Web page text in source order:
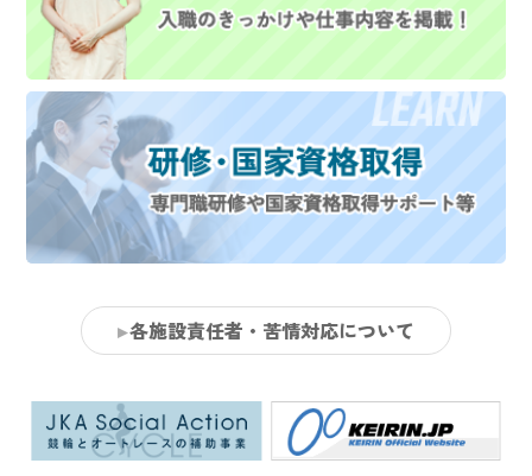
各施設責任者・苦情対応について